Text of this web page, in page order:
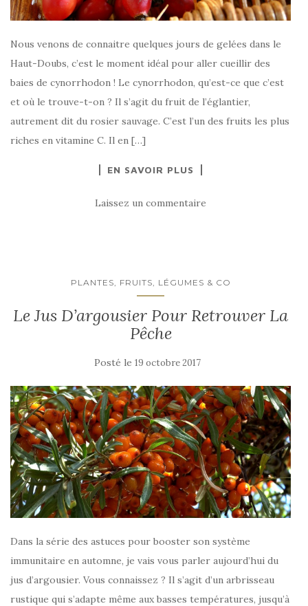
Nous venons de connaitre quelques jours de gelées dans le
Haut-Doubs, c’est le moment idéal pour aller cueillir des
baies de cynorrhodon ! Le cynorrhodon, qu’est-ce que c’est
et où le trouve-t-on ? Il s’agit du fruit de l’églantier,
autrement dit du rosier sauvage. C’est l’un des fruits les plus
riches en vitamine C. Il en […]
EN SAVOIR PLUS
Laissez un commentaire
PLANTES, FRUITS, LÉGUMES & CO
Le Jus D’argousier Pour Retrouver La
Pêche
Posté le 19 octobre 2017
Dans la série des astuces pour booster son système
immunitaire en automne, je vais vous parler aujourd’hui du
jus d’argousier. Vous connaissez ? Il s’agit d’un arbrisseau
rustique qui s’adapte même aux basses températures, jusqu’à